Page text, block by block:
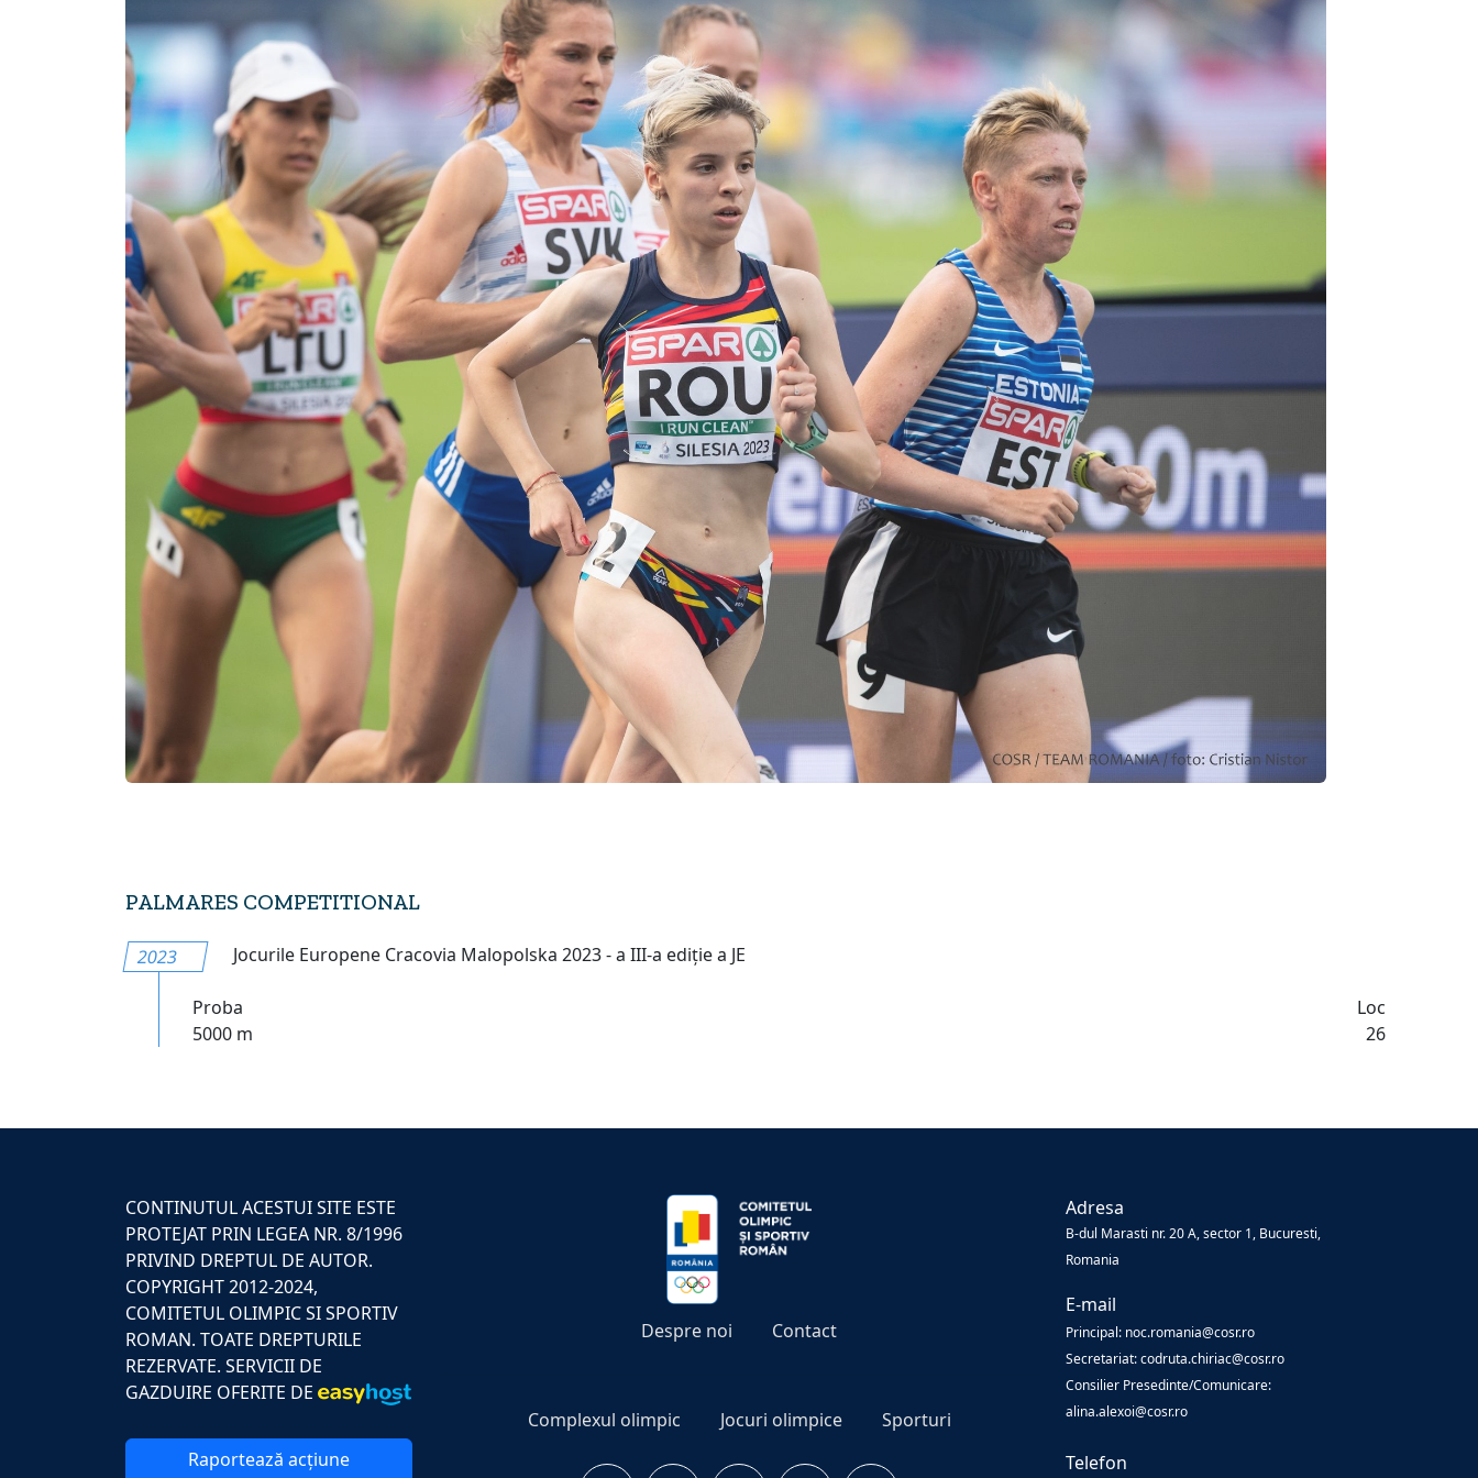
PALMARES COMPETITIONAL
2023 Jocurile Europene Cracovia Malopolska 2023 - a III-a ediție a JE
Proba
Loc
5000 m
26
CONTINUTUL ACESTUI SITE ESTE
PROTEJAT PRIN LEGEA NR. 8/1996
PRIVIND DREPTUL DE AUTOR.
COPYRIGHT 2012-2024,
COMITETUL OLIMPIC SI SPORTIV
ROMAN. TOATE DREPTURILE
REZERVATE. SERVICII DE
GAZDUIRE OFERITE DE
Raportează acțiune
Despre noi Contact
Complexul olimpic Jocuri olimpice Sporturi
Adresa
B-dul Marasti nr. 20 A, sector 1, Bucuresti,
Romania
E-mail
Principal: noc.romania@cosr.ro
Secretariat: codruta.chiriac@cosr.ro
Consilier Presedinte/Comunicare:
alina.alexoi@cosr.ro
Telefon